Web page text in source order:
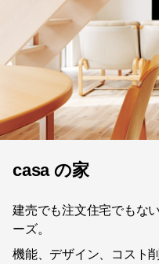
casa の家
建売でも注文住宅でもな
ーズ。
機能、デザイン、コスト